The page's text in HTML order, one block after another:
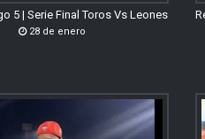
5 | Serie Final Toros Vs Leones
28 de enero